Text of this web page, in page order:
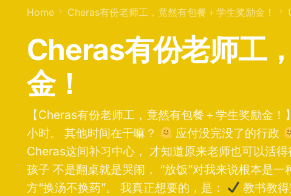
Home Cheras有份老师工，竟然有包餐＋学生奖励金！
Cheras有份老师工
金！
【Cheras有份老师工，竟然有包餐＋学生奖励金
小时。 其他时间在干嘛？
应付没完没了的行政
Cheras这间补习中心， 才知道原来老师也可以活
孩子 不是翻桌就是哭闹， “放饭”对我来说根本是
方“换汤不换药”。 我真正想要的，是：
教书教